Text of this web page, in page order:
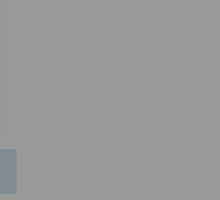
PARTNERSKAP-FOR-FOSSILFRITT-